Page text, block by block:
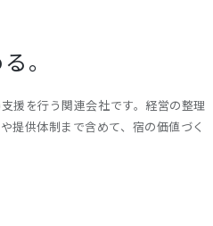
。
援を行う関連会社です。経営の整理
提供体制まで含めて、宿の価値づく